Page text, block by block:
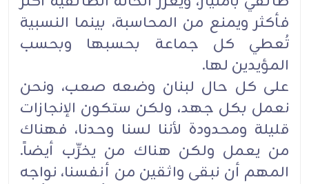
فأكثر ويمنع من المحاسبة، بينما النسبية
تُعطي كل جماعة بحسبها وبحسب
المؤيدين لها.
على كل حال لبنان وضعه صعب، ونحن
نعمل بكل جهد، ولكن ستكون الإنجازات
قليلة ومحدودة لأننا لسنا وحدنا، فهناك
من يعمل ولكن هناك من يخرِّب أيضاً.
المهم أن نبقى واثقين من أنفسنا، نواجه